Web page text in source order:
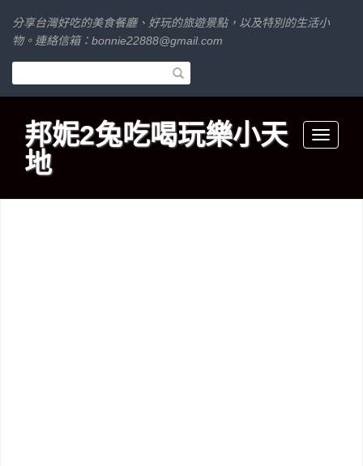
分享台灣好吃的美食餐廳、好玩的旅遊景點，以及特別的生活小
物。連絡信箱： bonnie22888@gmail.com
Toggle
邦妮2兔吃喝玩樂小天
地